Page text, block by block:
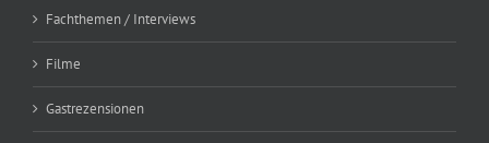
Fachthemen / Interviews
Filme
Gastrezensionen